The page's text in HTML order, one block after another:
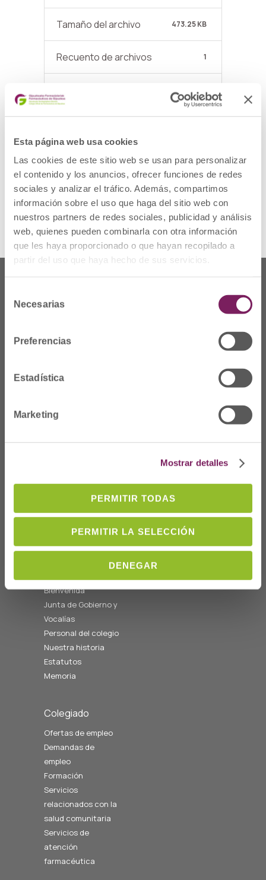
Esta página web usa cookies
Las cookies de este sitio web se usan para personalizar
el contenido y los anuncios, ofrecer funciones de redes
sociales y analizar el tráfico. Además, compartimos
información sobre el uso que haga del sitio web con
nuestros partners de redes sociales, publicidad y análisis
web, quienes pueden combinarla con otra información
que les haya proporcionado o que hayan recopilado a
partir del uso que haya hecho de sus servicios.
Necesarias
Preferencias
Estadística
Marketing
Mostrar detalles
PERMITIR TODAS
PERMITIR LA SELECCIÓN
DENEGAR
Tamaño del archivo 473.25 KB
Recuento de archivos 1
22/11/2023
Descargar
Descripción
Dónde Estamos
Telf: 943 42 91 14
cofgipuzkoa@cofgipuzkoa.eus
Quiénes somos
Bienvenida
Junta de Gobierno y
Vocalías
Personal del colegio
Nuestra historia
Estatutos
Memoria
Colegiado
Ofertas de empleo
Demandas de
empleo
Formación
Servicios
relacionados con la
salud comunitaria
Servicios de
atención
farmacéutica